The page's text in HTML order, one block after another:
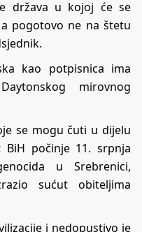
država u kojoj će se
pogotovo ne na štetu
kao potpisnica ima
mirovnog
se mogu čuti u dijelu
počinje 11. srpnja
u Srebrenici,
sućut obiteljima
i nedopustivo je